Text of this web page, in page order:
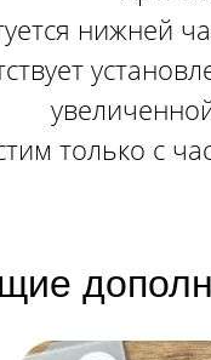
нижней
только с